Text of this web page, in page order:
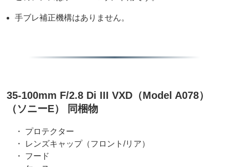
手ブレ補正機構はありません。
35-100mm F/2.8 Di III VXD（Model A078）
（ソニーE） 同梱物
・ プロテクター
・ レンズキャップ（フロント/リア）
・ フード